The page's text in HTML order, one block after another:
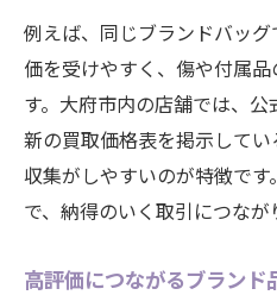
例えば、同じブランドバッ
価を受けやすく、傷や付属
す。大府市内の店舗では、
新の買取価格表を掲示して
収集がしやすいのが特徴で
で、納得のいく取引につなが
高評価につながるブランド